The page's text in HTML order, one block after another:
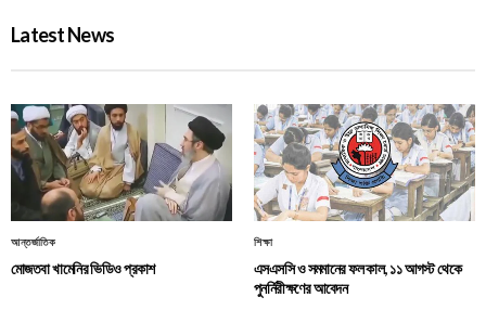
Latest News
আন্তর্জাতিক
মোজতবা খামেনির ভিডিও প্রকাশ
শিক্ষা
এসএসসি ও সমমানের ফল কাল, ১১ আগস্ট থেকে
পুনর্নিরীক্ষণের আবেদন